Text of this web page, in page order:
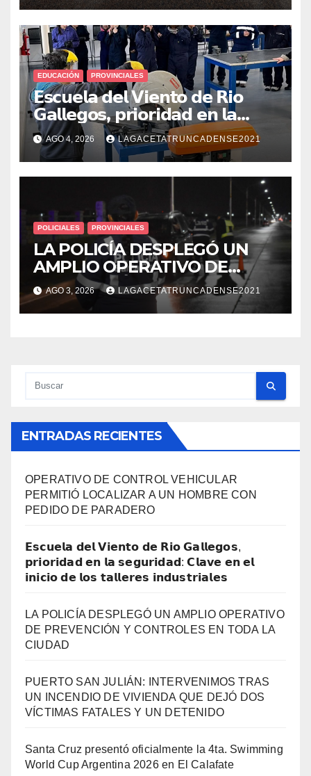
EDUCACIÓN PROVINCIALES
𝗘𝘀𝗰𝘂𝗲𝗹𝗮 𝗱𝗲𝗹 𝗩𝗶𝗲𝗻𝘁𝗼 𝗱𝗲 𝗥𝗶𝗼
𝗚𝗮𝗹𝗹𝗲𝗴𝗼𝘀, 𝗽𝗿𝗶𝗼𝗿𝗶𝗱𝗮𝗱 𝗲𝗻 𝗹𝗮
𝘀𝗲𝗴𝘂𝗿𝗶𝗱𝗮𝗱: 𝗖𝗹𝗮𝘃𝗲 𝗲𝗻 𝗲𝗹 𝗶𝗻𝗶𝗰𝗶𝗼
𝗱𝗲 𝗹𝗼𝘀 𝘁𝗮𝗹𝗹𝗲𝗿𝗲𝘀 𝗶𝗻𝗱𝘂𝘀𝘁𝗿𝗶𝗮𝗹𝗲𝘀
AGO 4, 2026 LAGACETATRUNCADENSE2021
POLICIALES PROVINCIALES
LA POLICÍA DESPLEGÓ UN
AMPLIO OPERATIVO DE
PREVENCIÓN Y CONTROLES
EN TODA LA CIUDAD
AGO 3, 2026 LAGACETATRUNCADENSE2021
ENTRADAS RECIENTES
OPERATIVO DE CONTROL VEHICULAR
PERMITIÓ LOCALIZAR A UN HOMBRE CON
PEDIDO DE PARADERO
𝗘𝘀𝗰𝘂𝗲𝗹𝗮 𝗱𝗲𝗹 𝗩𝗶𝗲𝗻𝘁𝗼 𝗱𝗲 𝗥𝗶𝗼 𝗚𝗮𝗹𝗹𝗲𝗴𝗼𝘀,
𝗽𝗿𝗶𝗼𝗿𝗶𝗱𝗮𝗱 𝗲𝗻 𝗹𝗮 𝘀𝗲𝗴𝘂𝗿𝗶𝗱𝗮𝗱: 𝗖𝗹𝗮𝘃𝗲 𝗲𝗻 𝗲𝗹
𝗶𝗻𝗶𝗰𝗶𝗼 𝗱𝗲 𝗹𝗼𝘀 𝘁𝗮𝗹𝗹𝗲𝗿𝗲𝘀 𝗶𝗻𝗱𝘂𝘀𝘁𝗿𝗶𝗮𝗹𝗲𝘀
LA POLICÍA DESPLEGÓ UN AMPLIO OPERATIVO
DE PREVENCIÓN Y CONTROLES EN TODA LA
CIUDAD
PUERTO SAN JULIÁN: INTERVENIMOS TRAS
UN INCENDIO DE VIVIENDA QUE DEJÓ DOS
VÍCTIMAS FATALES Y UN DETENIDO
Santa Cruz presentó oficialmente la 4ta. Swimming
World Cup Argentina 2026 en El Calafate